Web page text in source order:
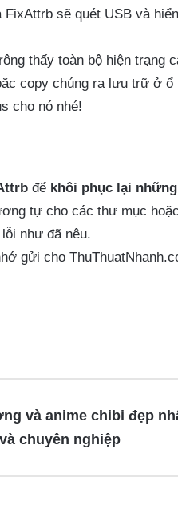
sẽ quét USB và
thấy toàn bộ hiện trạng
copy chúng ra lưu trữ ở
cho nó nhé!
để khôi phục lại
tự cho các thư mục
như đã nêu.
gửi cho
và anime chibi đẹp
chuyên nghiệp